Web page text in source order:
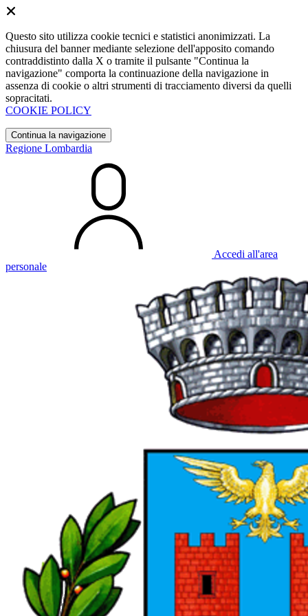
Questo sito utilizza cookie tecnici e statistici anonimizzati. La
chiusura del banner mediante selezione dell'apposito comando
contraddistinto dalla X o tramite il pulsante "Continua la
navigazione" comporta la continuazione della navigazione in
assenza di cookie o altri strumenti di tracciamento diversi da quelli
sopracitati.
COOKIE POLICY
Continua la navigazione
Regione Lombardia
Accedi all'area
personale